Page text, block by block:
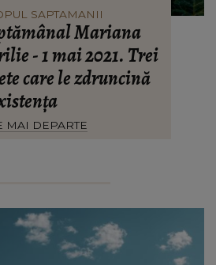
SAPTAMANII
Mariana
Trei
care le zdruncină
MAI DEPARTE